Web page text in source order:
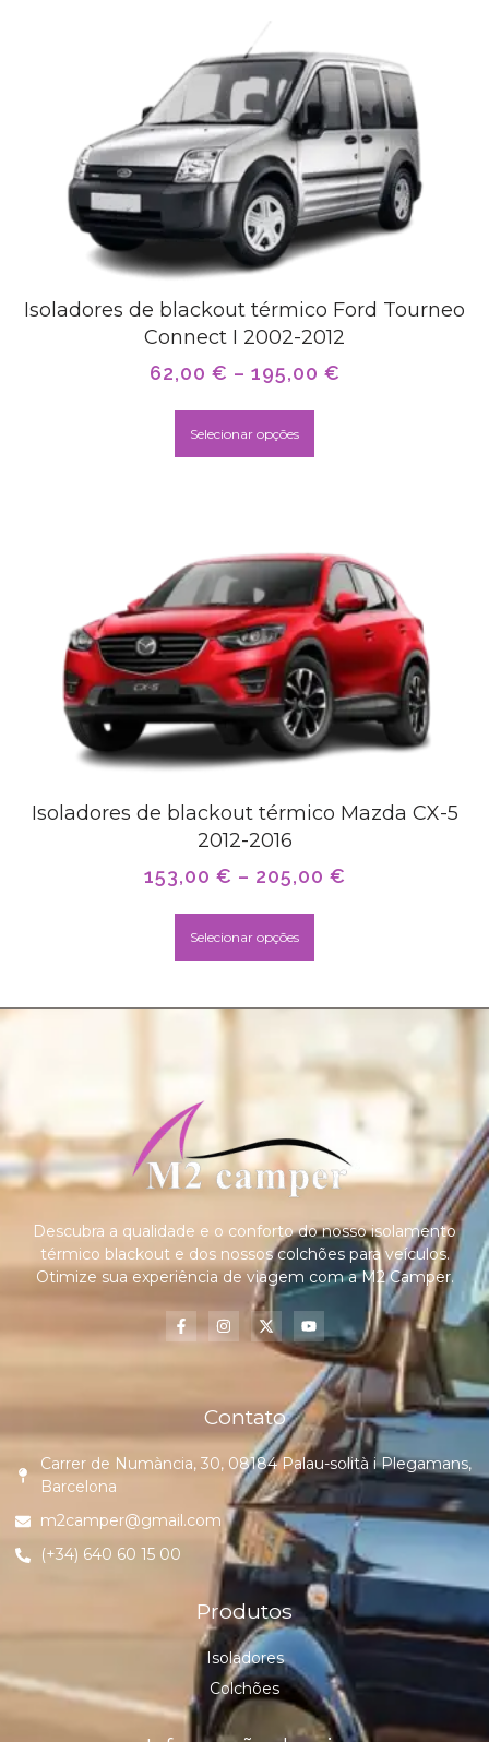
Isoladores de blackout térmico Ford Tourneo
Connect I 2002-2012
62,00 € – 195,00 €
Selecionar opções
Isoladores de blackout térmico Mazda CX-5
2012-2016
153,00 € – 205,00 €
Selecionar opções
Descubra a qualidade e o conforto do nosso isolamento
térmico blackout e dos nossos colchões para veículos.
Otimize sua experiência de viagem com a M2 Camper.
Contato
Carrer de Numància, 30, 08184 Palau-solità i Plegamans,
Barcelona
m2camper@gmail.com
(+34) 640 60 15 00
Produtos
Isoladores
Colchões